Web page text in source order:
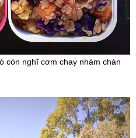
còn nghĩ cơm chay nhàm chán